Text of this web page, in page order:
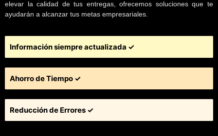
Información siempre actualizada ✓
Ahorro de Tiempo ✓
Reducción de Errores ✓
elevar la calidad de tus entregas, ofrecemos soluciones que te
ayudarán a alcanzar tus metas empresariales.